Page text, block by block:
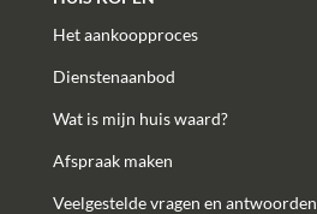
Het aankoopproces
Dienstenaanbod
Wat is mijn huis waard?
Afspraak maken
Veelgestelde vragen en antwoorden